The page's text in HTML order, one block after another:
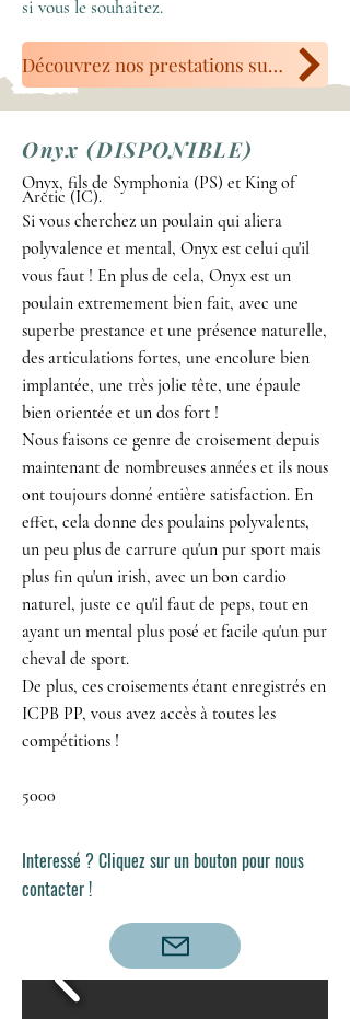
si vous le souhaitez.
Découvrez nos prestations supplémentaires en cliquant ici !
Onyx (DISPONIBLE)
Onyx, fils de Symphonia (PS) et King of
Arctic (IC).
Si vous cherchez un poulain qui aliera
polyvalence et mental, Onyx est celui qu'il
vous faut ! En plus de cela, Onyx est un
poulain extremement bien fait, avec une
superbe prestance et une présence naturelle,
des articulations fortes, une encolure bien
implantée, une très jolie tête, une épaule
bien orientée et un dos fort !
Nous faisons ce genre de croisement depuis
maintenant de nombreuses années et ils nous
ont toujours donné entière satisfaction. En
effet, cela donne des poulains polyvalents,
un peu plus de carrure qu'un pur sport mais
plus fin qu'un irish, avec un bon cardio
naturel, juste ce qu'il faut de peps, tout en
ayant un mental plus posé et facile qu'un pur
cheval de sport.
De plus, ces croisements étant enregistrés en
ICPB PP, vous avez accès à toutes les
compétitions !
5000
Interessé ? Cliquez sur un bouton pour nous
contacter !